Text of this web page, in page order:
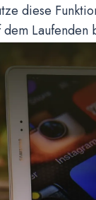
diese
dem Laufenden